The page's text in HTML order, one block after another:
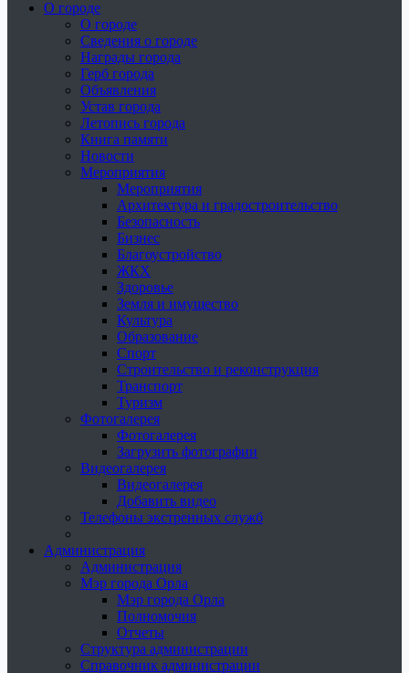
О городе
О городе
Сведения о городе
Награды города
Герб города
Объявления
Устав города
Летопись города
Книга памяти
Новости
Мероприятия
Мероприятия
Архитектура и градостроительство
Безопасность
Бизнес
Благоустройство
ЖКХ
Здоровье
Земля и имущество
Культура
Образование
Спорт
Строительство и реконструкция
Транспорт
Туризм
Фотогалерея
Фотогалерея
Загрузить фотографии
Видеогалерея
Видеогалерея
Добавить видео
Телефоны экстренных служб
Администрация
Администрация
Мэр города Орла
Мэр города Орла
Полномочия
Отчеты
Структура администрации
Справочник администрации